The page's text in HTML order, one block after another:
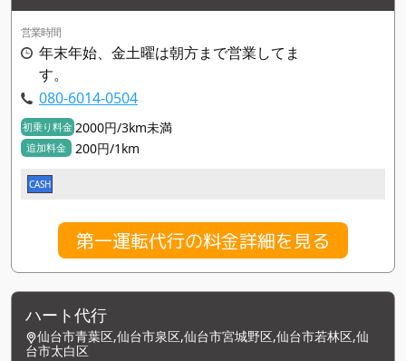
営業時間
年末年始、金土曜は朝方まで営業してま
す。
080-6014-0504
初乗り料金 2000円/3km未満
追加料金 200円/1km
CASH
第一運転代行の料金詳細を見る
ハート代行
仙台市青葉区,仙台市泉区,仙台市宮城野区,仙台市若林区,仙
台市太白区